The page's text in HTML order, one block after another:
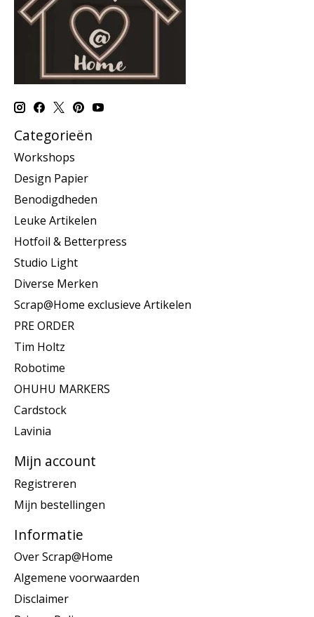
Categorieën
Workshops
Design Papier
Benodigdheden
Leuke Artikelen
Hotfoil & Betterpress
Studio Light
Diverse Merken
Scrap@Home exclusieve Artikelen
PRE ORDER
Tim Holtz
Robotime
OHUHU MARKERS
Cardstock
Lavinia
Mijn account
Registreren
Mijn bestellingen
Informatie
Over Scrap@Home
Algemene voorwaarden
Disclaimer